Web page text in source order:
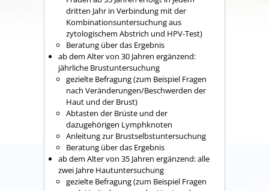
dritten Jahr in Verbindung mit der
Kombinationsuntersuchung aus
zytologischem Abstrich und HPV-Test)
Beratung über das Ergebnis
ab dem Alter von 30 Jahren ergänzend:
jährliche Brustuntersuchung
gezielte Befragung (zum Beispiel Fragen
nach Veränderungen/Beschwerden der
Haut und der Brust)
Abtasten der Brüste und der
dazugehörigen Lymphknoten
Anleitung zur Brustselbstuntersuchung
Beratung über das Ergebnis
ab dem Alter von 35 Jahren ergänzend: alle
zwei Jahre Hautuntersuchung
gezielte Befragung (zum Beispiel Fragen